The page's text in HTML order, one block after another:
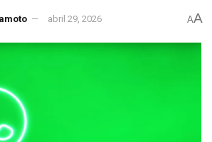
abril 29, 2026 AA